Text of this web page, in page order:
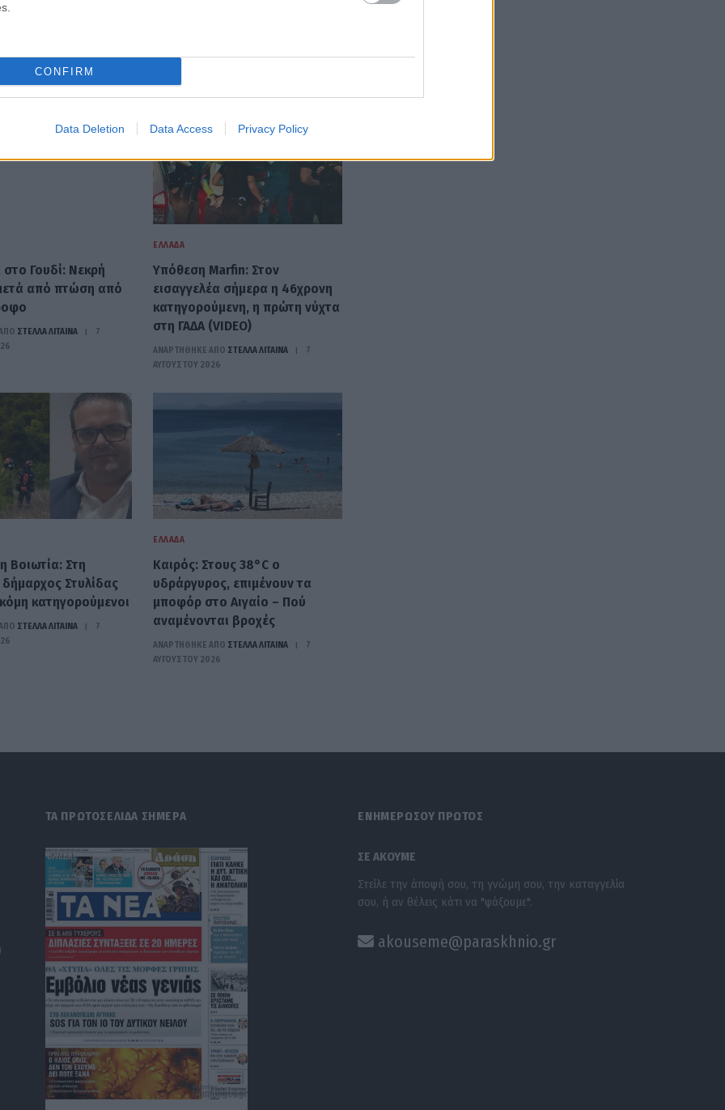
CONFIRM
Data Deletion Data Access Privacy Policy
Γουδί: Νεκρή
από πτώση από
ΣΤΈΛΛΑ ΛΊΤΑΙΝΑ
7
ΕΛΛΆΔΑ
Υπόθεση Marfin: Στον
εισαγγελέα σήμερα η 46χρονη
κατηγορούμενη, η πρώτη νύχτα
στη ΓΑΔΑ (VIDEO)
ΑΝΑΡΤΗΘΗΚΕ ΑΠΟ ΣΤΈΛΛΑ ΛΊΤΑΙΝΑ
7
ΑΥΓΟΎΣΤΟΥ 2026
Βοιωτία: Στη
Στυλίδας
κατηγορούμενοι
ΣΤΈΛΛΑ ΛΊΤΑΙΝΑ
7
ΕΛΛΆΔΑ
Καιρός: Στους 38°C ο
υδράργυρος, επιμένουν τα
μποφόρ στο Αιγαίο – Πού
αναμένονται βροχές
ΑΝΑΡΤΗΘΗΚΕ ΑΠΟ ΣΤΈΛΛΑ ΛΊΤΑΙΝΑ
7
ΑΥΓΟΎΣΤΟΥ 2026
ΤΑ ΠΡΩΤΟΣΕΛΙΔΑ ΣΗΜΕΡΑ ΕΝΗΜΕΡΩΣΟΥ ΠΡΩΤΟΣ
ΣΕ ΑΚΟΥΜΕ
Στείλε την άποψή σου, τη γνώμη σου, την καταγγελία
σου, ή αν θέλεις κάτι να "ψάξουμε".
akouseme@paraskhnio.gr